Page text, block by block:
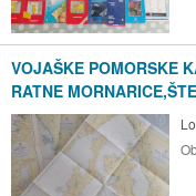
VOJAŠKE POMORSKE
RATNE